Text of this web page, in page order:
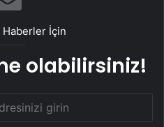
Haberler İçin
olabilirsiniz!